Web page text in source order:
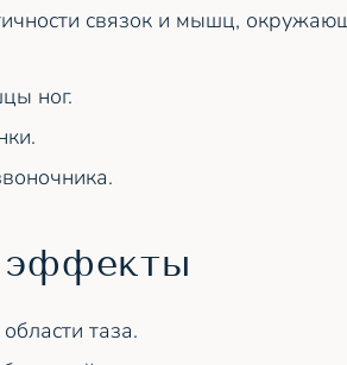
связок и мышц,
ног.
эффекты
таза.